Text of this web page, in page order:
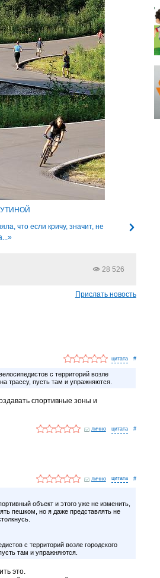
что если кричу, значит, не
28 526
Прислать новость
#
с территорий возле
трассу, пусть там и упражняются.
спортивные зоны и
лично #
лично #
объект и этого уже не изменить,
пешком, но я даже представлять не
с территорий возле городского
там и упражняются.
это.